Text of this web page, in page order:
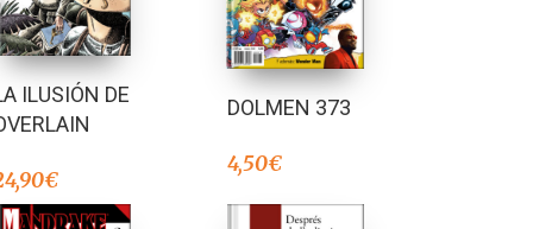
ILUSIÓN DE
€
DOLMEN 373
4,50€